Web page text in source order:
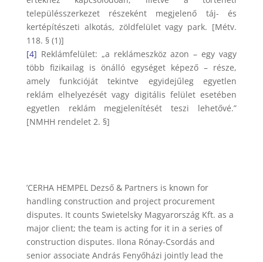
településszerkezet részeként megjelenő táj- és
kertépítészeti alkotás, zöldfelület vagy park. [Métv.
118. § (1)]
[4] Reklámfelület: „a reklámeszköz azon – egy vagy
több fizikailag is önálló egységet képező – része,
amely funkcióját tekintve egyidejűleg egyetlen
reklám elhelyezését vagy digitális felület esetében
egyetlen reklám megjelenítését teszi lehetővé.”
[NMHH rendelet 2. §]
’CERHA HEMPEL Dezső & Partners is known for
handling construction and project procurement
disputes. It counts Swietelsky Magyarország Kft. as a
major client; the team is acting for it in a series of
construction disputes. Ilona Rónay-Csordás and
senior associate András Fenyőházi jointly lead the